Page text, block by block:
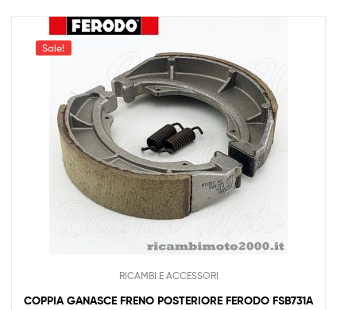
Sale!
RICAMBI E ACCESSORI
COPPIA GANASCE FRENO POSTERIORE FERODO FSB731A